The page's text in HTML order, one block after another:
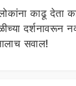
लोकांना काढू देता
दर्शनावरून
सवाल!